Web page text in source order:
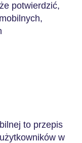
potwierdzić,
to przepis
w